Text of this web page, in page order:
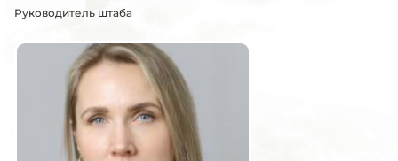
Руководитель штаба